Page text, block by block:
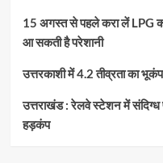
15 अगस्त से पहले करा लें LPG
आ सकती है परेशानी
उत्तरकाशी में 4.2 तीव्रता का
उत्तराखंड : रेलवे स्टेशन में संदिग्ध
हड़कंप